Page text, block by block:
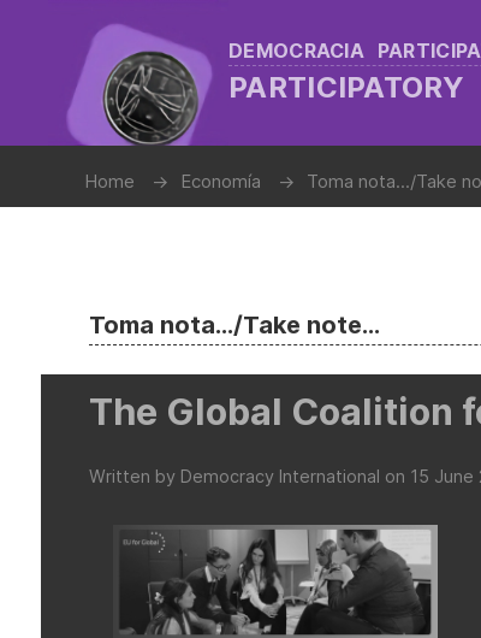
DEMOCRACIA
Home Economía Toma nota.../Take
Toma nota.../Take note...
The Global Coalition
Written by Democracy International on 15 June